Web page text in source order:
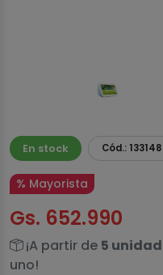
En stock Cód.:
% Mayorista
Gs. 652.990
¡A partir de 5
uno!